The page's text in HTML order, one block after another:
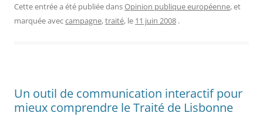
Cette entrée a été publiée dansOpinion publique européenne, et
marquée aveccampagne,traité, le 11 juin 2008 .
Un outil de communication interactif pour
mieux comprendre le Traité de Lisbonne